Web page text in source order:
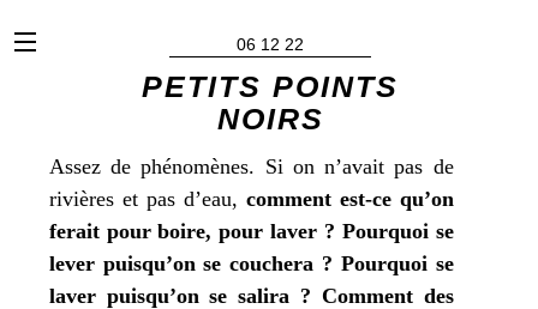
x 06 12 22
PETITS POINTS
NOIRS
Assez de phé­no­mènes. Si on n’avait pas de
rivières et pas d’eau, com­ment est-ce qu’on
ferait pour boire, pour laver ? Pourquoi se
lever puisqu’on se cou­che­ra ? Pourquoi se
laver puisqu’on se sali­ra ? Comment des